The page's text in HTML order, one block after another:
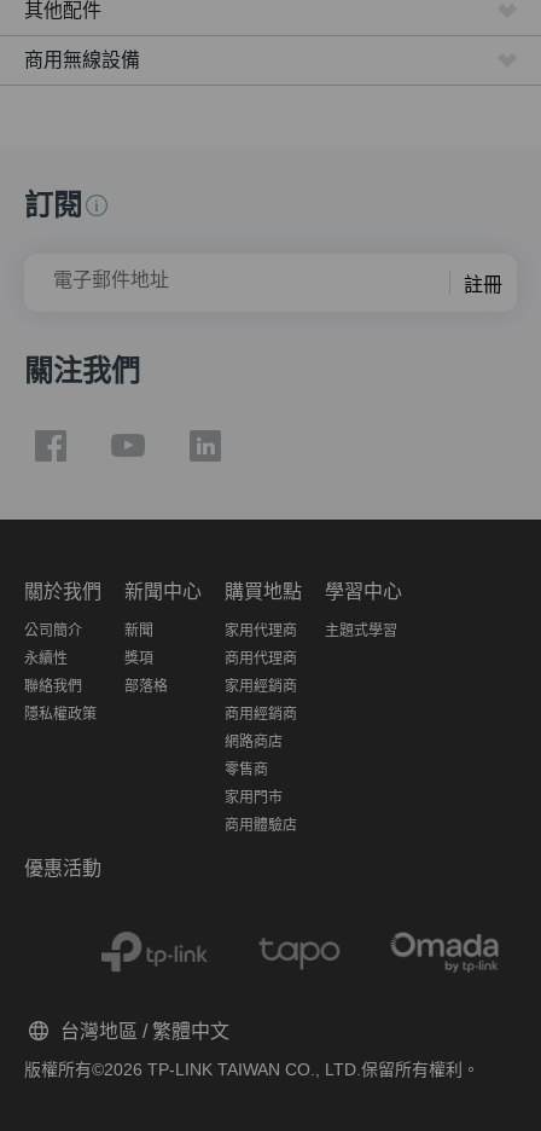
其他配件
商用無線設備
訂閱
電子郵件地址 註冊
關注我們
關於我們
公司簡介
永續性
聯絡我們
隱私權政策
新聞中心
新聞
獎項
部落格
購買地點
家用代理商
商用代理商
家用經銷商
商用經銷商
網路商店
零售商
家用門市
商用體驗店
學習中心
主題式學習
優惠活動
版權所有©2026 TP-LINK TAIWAN CO., LTD.保留所有權利。
台灣地區 / 繁體中文